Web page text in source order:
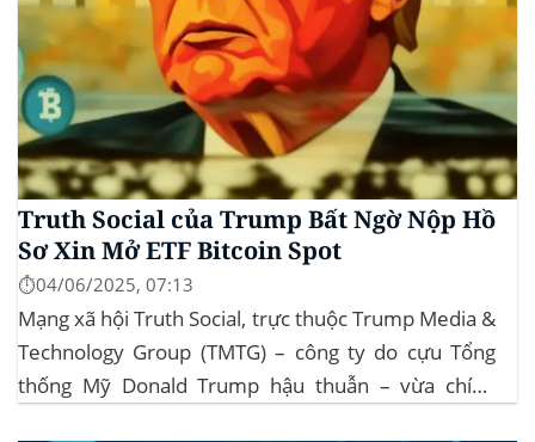
Truth Social của Trump Bất Ngờ Nộp Hồ
Sơ Xin Mở ETF Bitcoin Spot
⏱️04/06/2025, 07:13
Mạng xã hội Truth Social, trực thuộc Trump Media &
Technology Group (TMTG) – công ty do cựu Tổng
thống Mỹ Donald Trump hậu thuẫn – vừa chính